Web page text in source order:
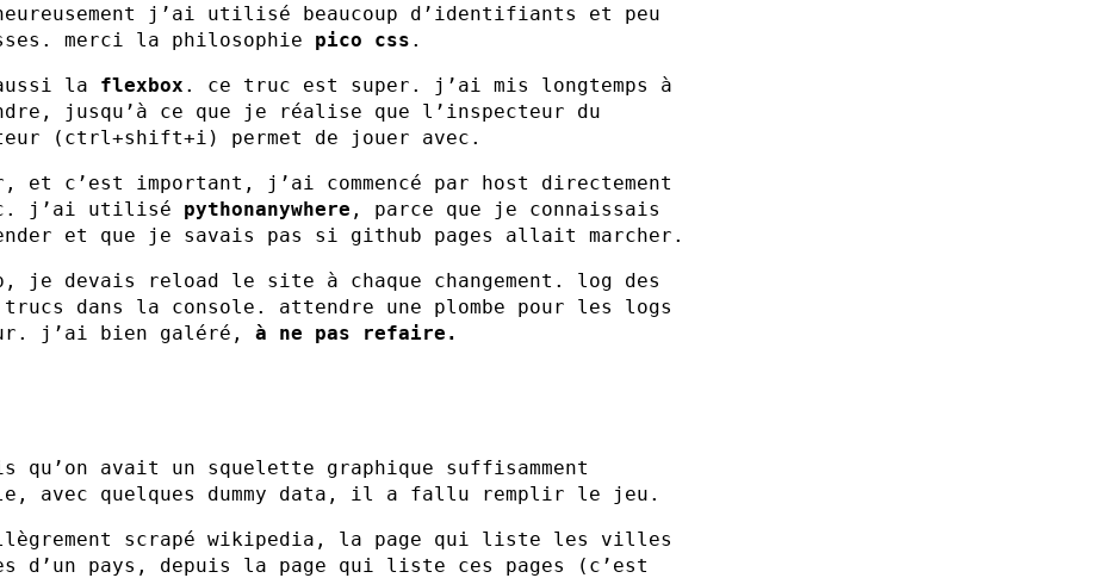
j’ai utilisé beaucoup d’identifiants et peu
merci la philosophie pico css .
la flexbox . ce truc est super. j’ai mis longtemps à
jusqu’à ce que je réalise que l’inspecteur du
(ctrl+shift+i) permet de jouer avec.
et c’est important, j’ai commencé par host directement
j’ai utilisé pythonanywhere , parce que je connaissais
et que je savais pas si github pages allait marcher.
je devais reload le site à chaque changement. log des
dans la console. attendre une plombe pour les logs
j’ai bien galéré, à ne pas refaire.
qu’on avait un squelette graphique suffisamment
avec quelques dummy data, il a fallu remplir le jeu.
scrapé wikipedia, la page qui liste les villes
d’un pays, depuis la page qui liste ces pages (c’est